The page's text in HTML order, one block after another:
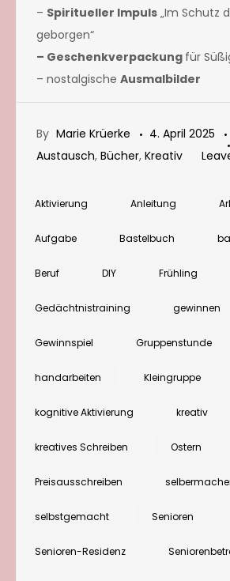
– Spiritueller Impuls „Im Schutz
geborgen“
– Geschenkverpackung für
– nostalgische Ausmalbilder
By Marie Krüerke 4. April 2025
Austausch, Bücher, Kreativ
Aktivierung Anleitung
Aufgabe Bastelbuch
Beruf DIY Frühling
Gedächtnistraining gewinnen
Gewinnspiel Gruppenstunde
handarbeiten Kleingruppe
kognitive Aktivierung kreativ
kreatives Schreiben Ostern
Preisausschreiben
selbstgemacht Senioren
Senioren-Residenz